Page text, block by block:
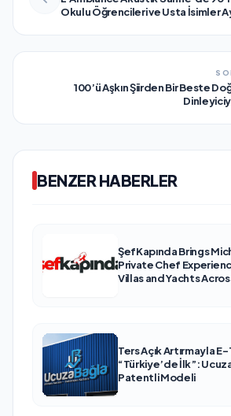
Okulu Öğrencileri ve Usta İsimler
100’ü Aşkın Şiirden Bir Beste
BENZER HABERLER
ŞefKapında Brings
Private Chef
Villas and Yachts
Ters Açık Artırmayla
“Türkiye’de İlk”:
Patentli Modeli